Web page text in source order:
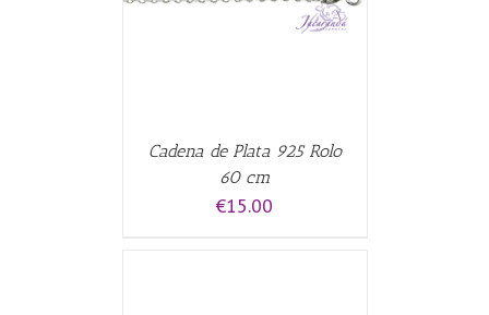
Cadena de Plata 925 Rolo
60 cm
€15.00